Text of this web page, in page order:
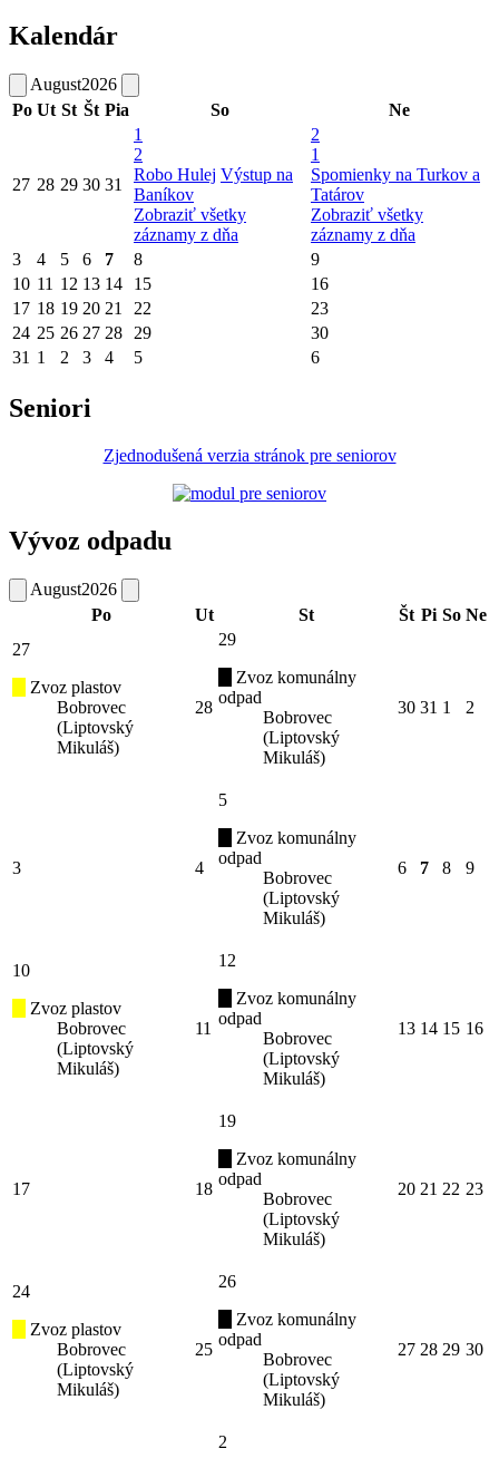
Kalendár
August2026
Po Ut St Št Pia So Ne
27 28 29 30 31
1
2
Robo Hulej Výstup na
Baníkov
Zobraziť všetky
záznamy z dňa
2
1
Spomienky na Turkov a
Tatárov
Zobraziť všetky
záznamy z dňa
3
4 5 6 7 8
9
10 11 12 13 14 15
16
17 18 19 20 21 22
23
24 25 26 27 28 29
30
31 1 2 3 4 5 6
Seniori
Zjednodušená verzia stránok pre seniorov
Vývoz odpadu
August2026
Po
Ut St Št Pi So Ne
27
Zvoz plastov
Bobrovec
(Liptovský
Mikuláš)
28
29
Zvoz komunálny
odpad
Bobrovec
(Liptovský
Mikuláš)
30 31 1 2
3 4
5
Zvoz komunálny
odpad
Bobrovec
(Liptovský
Mikuláš)
6 7 8 9
10
Zvoz plastov
Bobrovec
(Liptovský
Mikuláš)
11
12
Zvoz komunálny
odpad
Bobrovec
(Liptovský
Mikuláš)
13 14 15 16
17 18
19
Zvoz komunálny
odpad
Bobrovec
(Liptovský
Mikuláš)
20 21 22 23
24
Zvoz plastov
Bobrovec
(Liptovský
Mikuláš)
25
26
Zvoz komunálny
odpad
Bobrovec
(Liptovský
Mikuláš)
27 28 29 30
2